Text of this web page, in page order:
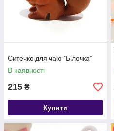
Ситечко для чаю "Білочка"
В наявності
215 ₴
Купити